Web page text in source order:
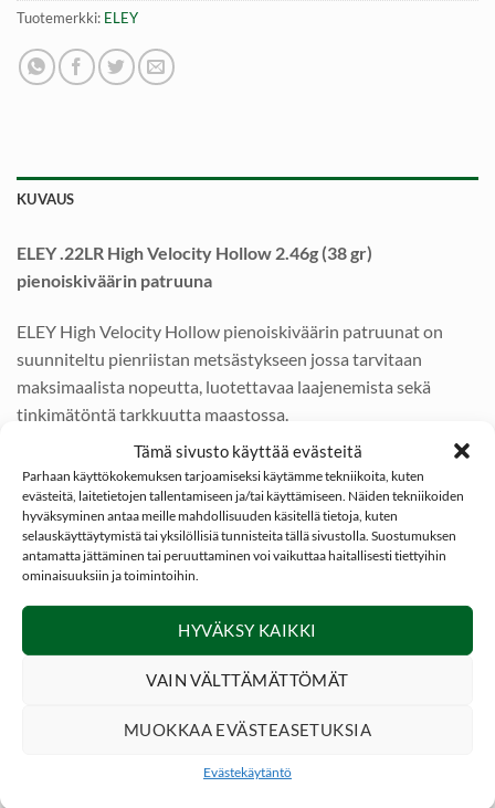
Tämä sivusto käyttää evästeitä
Parhaan käyttökokemuksen tarjoamiseksi käytämme tekniikoita, kuten
evästeitä, laitetietojen tallentamiseen ja/tai käyttämiseen. Näiden tekniikoiden
hyväksyminen antaa meille mahdollisuuden käsitellä tietoja, kuten
selauskäyttäytymistä tai yksilöllisiä tunnisteita tällä sivustolla. Suostumuksen
antamatta jättäminen tai peruuttaminen voi vaikuttaa haitallisesti tiettyihin
ominaisuuksiin ja toimintoihin.
HYVÄKSY KAIKKI
VAIN VÄLTTÄMÄTTÖMÄT
MUOKKAA EVÄSTEASETUKSIA
Evästekäytäntö
Tuotemerkki: ELEY
KUVAUS
ELEY .22LR High Velocity Hollow 2.46g (38 gr)
pienoiskiväärin patruuna
ELEY High Velocity Hollow pienoiskiväärin patruunat on
suunniteltu pienriistan metsästykseen jossa tarvitaan
maksimaalista nopeutta, luotettavaa laajenemista sekä
tinkimätöntä tarkkuutta maastossa.
ELEY High Velocity Hollow pienoiskiväärin patruuna on
täydellinen metsästykseen suunniteltu reikäpäinen
yliäänipatruuna.
*Pienoiskiväärin patruuna pienriistan metsästykseen
*Paino: 2.46g / 38gr
Ballistinen kerroin: 0.112
Materiaali: Vähä-antimoninen pehmeä lyijyseos
Maailmanluokan tarkkuus ja pieni osumakuvio